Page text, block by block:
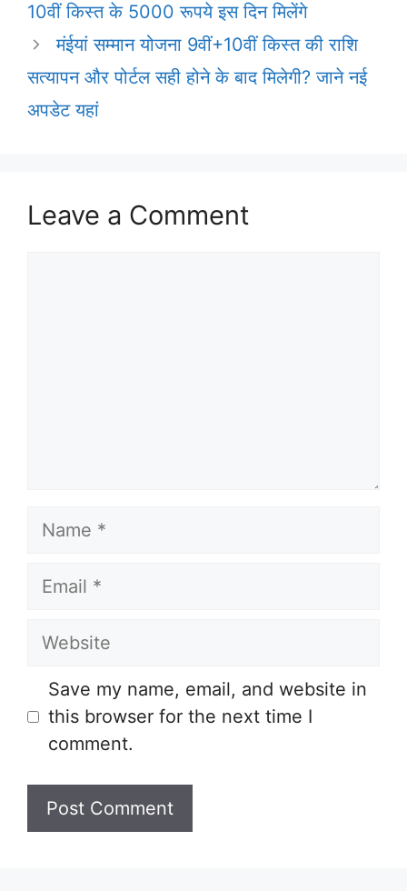
10वीं किस्त के 5000 रूपये इस दिन मिलेंगे
मंईयां सम्मान योजना 9वीं+10वीं किस्त की राशि
सत्यापन और पोर्टल सही होने के बाद मिलेगी? जाने नई
अपडेट यहां
Leave a Comment
Name
Email
Website
Save my name, email, and website in
this browser for the next time I
comment.